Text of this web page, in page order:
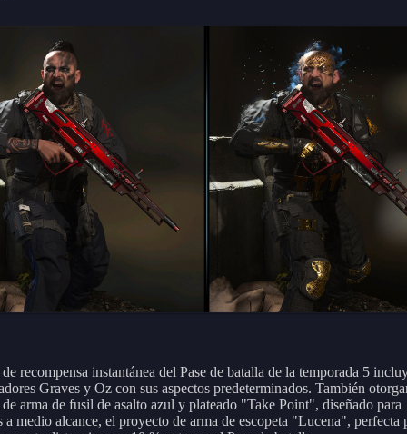
recompensa instantánea del Pase de batalla de la temporada 5
Graves y Oz con sus aspectos predeterminados. También
arma de fusil de asalto azul y plateado "Take Point", diseñado para
a medio alcance, el proyecto de arma de escopeta "Lucena", perfecta